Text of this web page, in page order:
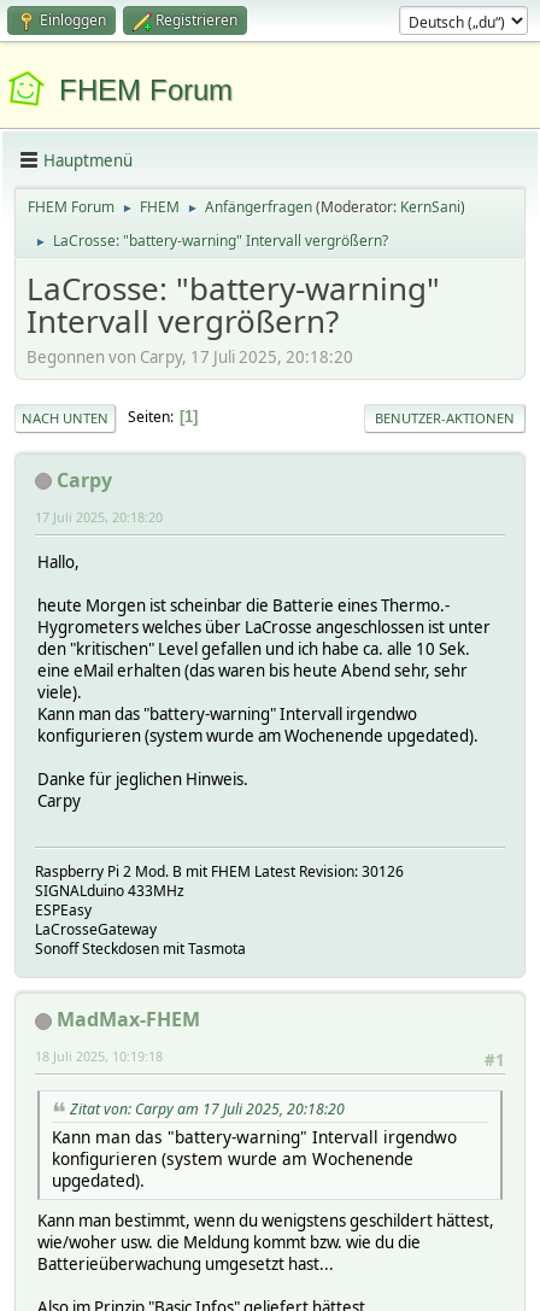
Einloggen Registrieren
FHEM Forum
Hauptmenü
FHEM Forum ► FHEM ► Anfängerfragen(Moderator: KernSani)
► LaCrosse: "battery-warning" Intervall vergrößern?
LaCrosse: "battery-warning"
Intervall vergrößern?
Begonnen von Carpy, 17 Juli 2025, 20:18:20
NACH UNTEN Seiten 1 BENUTZER-AKTIONEN
Carpy
17 Juli 2025, 20:18:20
Hallo,
heute Morgen ist scheinbar die Batterie eines Thermo.-
Hygrometers welches über LaCrosse angeschlossen ist unter
den "kritischen" Level gefallen und ich habe ca. alle 10 Sek.
eine eMail erhalten (das waren bis heute Abend sehr, sehr
viele).
Kann man das "battery-warning" Intervall irgendwo
konfigurieren (system wurde am Wochenende upgedated).
Danke für jeglichen Hinweis.
Carpy
Raspberry Pi 2 Mod. B mit FHEM Latest Revision: 30126
SIGNALduino 433MHz
ESPEasy
LaCrosseGateway
Sonoff Steckdosen mit Tasmota
MadMax-FHEM
#1
18 Juli 2025, 10:19:18
Zitat von: Carpy am 17 Juli 2025, 20:18:20
Kann man das "battery-warning" Intervall irgendwo
konfigurieren (system wurde am Wochenende
upgedated).
Kann man bestimmt, wenn du wenigstens geschildert hättest,
wie/woher usw. die Meldung kommt bzw. wie du die
Batterieüberwachung umgesetzt hast...